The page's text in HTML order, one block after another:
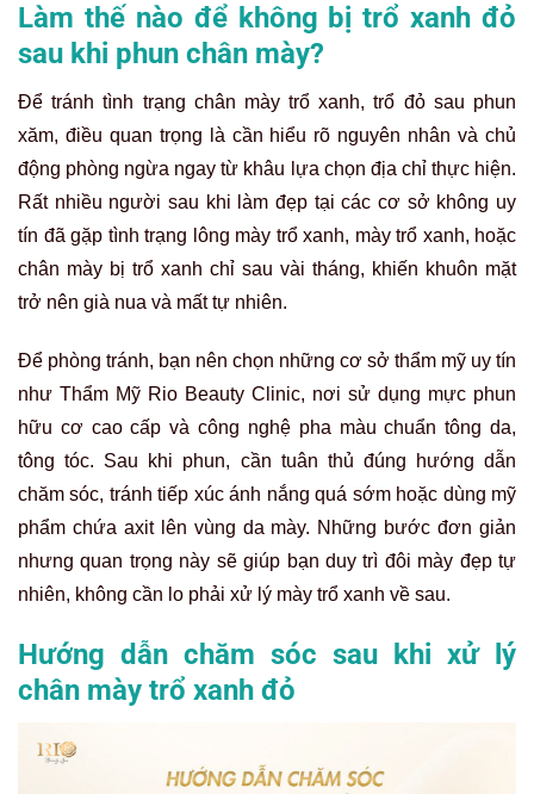
Làm thế nào để không bị trổ xanh đỏ
sau khi phun chân mày?
Để tránh tình trạng chân mày trổ xanh, trổ đỏ sau phun
xăm, điều quan trọng là cần hiểu rõ nguyên nhân và chủ
động phòng ngừa ngay từ khâu lựa chọn địa chỉ thực hiện.
Rất nhiều người sau khi làm đẹp tại các cơ sở không uy
tín đã gặp tình trạng lông mày trổ xanh, mày trổ xanh, hoặc
chân mày bị trổ xanh chỉ sau vài tháng, khiến khuôn mặt
trở nên già nua và mất tự nhiên.
Để phòng tránh, bạn nên chọn những cơ sở thẩm mỹ uy tín
như Thẩm Mỹ Rio Beauty Clinic, nơi sử dụng mực phun
hữu cơ cao cấp và công nghệ pha màu chuẩn tông da,
tông tóc. Sau khi phun, cần tuân thủ đúng hướng dẫn
chăm sóc, tránh tiếp xúc ánh nắng quá sớm hoặc dùng mỹ
phẩm chứa axit lên vùng da mày. Những bước đơn giản
nhưng quan trọng này sẽ giúp bạn duy trì đôi mày đẹp tự
nhiên, không cần lo phải xử lý mày trổ xanh về sau.
Hướng dẫn chăm sóc sau khi xử lý
chân mày trổ xanh đỏ